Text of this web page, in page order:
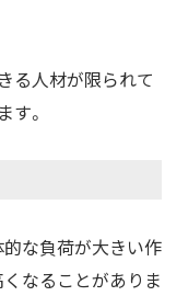
る人材が限られて
す。
な負荷が大きい作
なることがありま